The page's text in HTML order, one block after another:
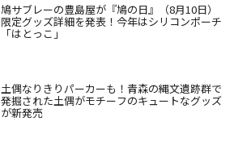
鳩サブレーの豊島屋が『鳩の日』（8月10日）
限定グッズ詳細を発表！今年はシリコンポーチ
「はとっこ」
土偶なりきりパーカーも！青森の縄文遺跡群で
発掘された土偶がモチーフのキュートなグッズ
が新発売